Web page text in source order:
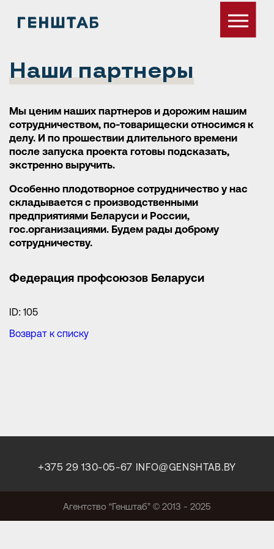
Наши партнеры
Мы ценим наших партнеров и дорожим нашим
сотрудничеством, по-товарищески относимся к
делу. И по прошествии длительного времени
после запуска проекта готовы подсказать,
экстренно выручить.
Особенно плодотворное сотрудничество у нас
складывается с производственными
предприятиями Беларуси и России,
гос.организациями. Будем рады доброму
сотрудничеству.
Федерация профсоюзов Беларуси
ID: 105
Возврат к списку
+375 29 130-05-67 INFO@GENSHTAB.BY
Агентство “Генштаб” © 2013 - 2025